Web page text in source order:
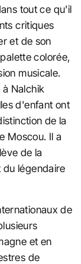
tout ce qu'il
critiques
et de son
colorée,
musicale.
Nalchik
d'enfant ont
de la
Moscou. Il a
de la
du légendaire
de
et en
de